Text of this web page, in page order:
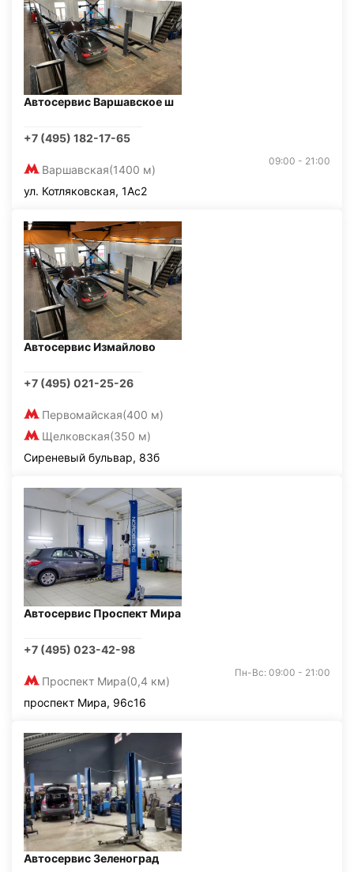
Автосервис Варшавское ш
+7 (495) 182-17-65
Варшавская(1400 м)
09:00 - 21:00
ул. Котляковская, 1Ас2
Автосервис Измайлово
+7 (495) 021-25-26
Первомайская(400 м)
Щелковская(350 м)
Сиреневый бульвар, 83б
Автосервис Проспект Мира
+7 (495) 023-42-98
Проспект Мира(0,4 км)
Пн-Вс: 09:00 - 21:00
проспект Мира, 96с16
Автосервис Зеленоград